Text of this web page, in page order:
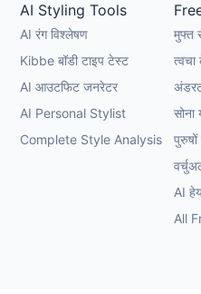
AI Styling Tools
AI रंग विश्लेषण
Kibbe बॉडी टाइप टेस्ट
AI आउटफिट जनरेटर
AI Personal Stylist
Complete Style Analysis
मुफ्त
त्वचा
सोना
AI
All